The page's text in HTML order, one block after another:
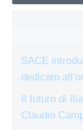
SACE
dedicato
Il futuro di
Claudio